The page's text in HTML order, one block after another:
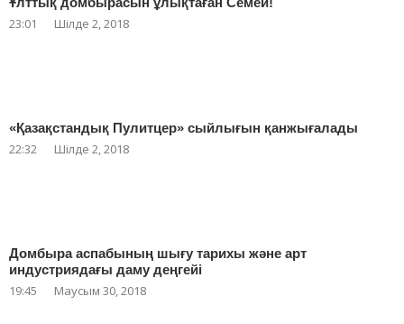
23:01 Шілде 2, 2018
«Қазақстандық Пулитцер» сыйлығын қанжығалады
22:32 Шілде 2, 2018
Домбыра аспабының шығу тарихы және арт
индустриядағы даму деңгейі
19:45 Маусым 30, 2018